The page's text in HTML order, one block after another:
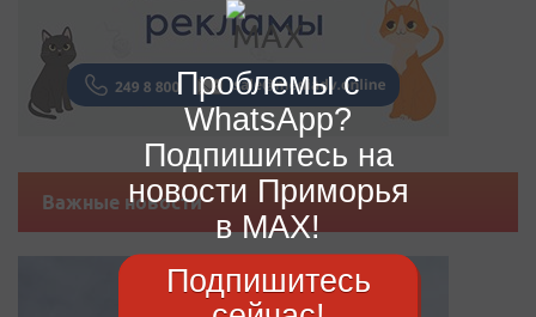
Важные новости
Проблемы с
WhatsApp?
Подпишитесь на
новости Приморья
в MAX!
Подпишитесь